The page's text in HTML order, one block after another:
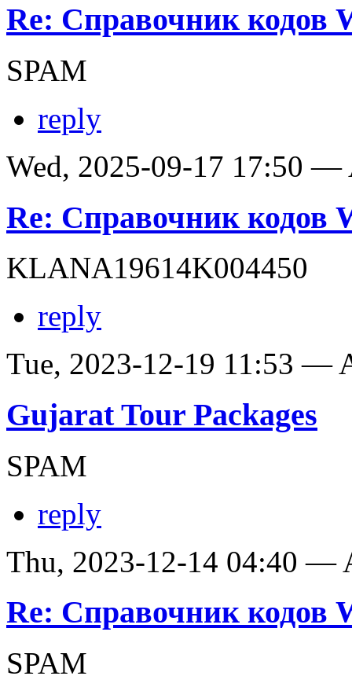
Re: Справочник кодов
SPAM
reply
Wed, 2025-09-17 17:50 —
Re: Справочник кодов
KLANA19614K004450
reply
Tue, 2023-12-19 11:53 —
Gujarat Tour Packages
SPAM
reply
Thu, 2023-12-14 04:40 —
Re: Справочник кодов
SPAM